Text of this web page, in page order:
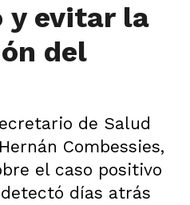
y evitar la
del
de Salud
Combessies,
el caso positivo
días atrás